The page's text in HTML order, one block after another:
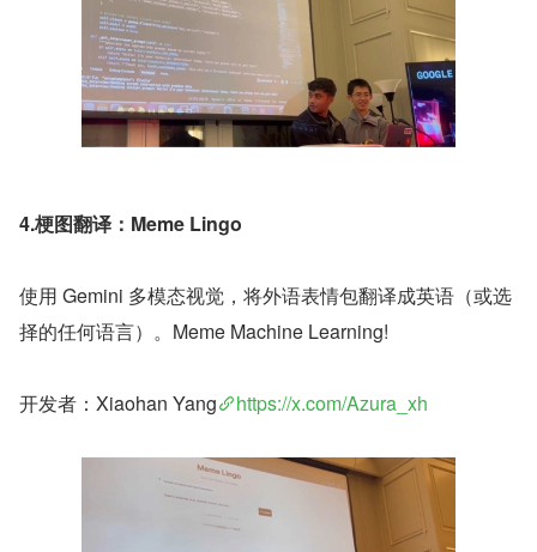
4.梗图翻译：Meme Lingo
使用 Gemini 多模态视觉，将外语表情包翻译成英语（或选
择的任何语言）。Meme Machine Learning!
开发者：Xiaohan Yang https://x.com/Azura_xh